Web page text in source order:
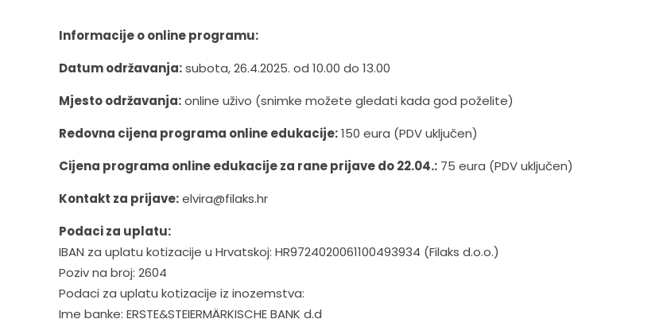
Informacije o online programu:
Datum održavanja:subota, 26.4.2025. od 10.00 do 13.00
Mjesto održavanja:online uživo (snimke možete gledati kada god poželite)
Redovna cijena programa online edukacije:150 eura (PDV uključen)
Cijena programa online edukacije za rane prijave do 22.04.: 75 eura (PDV uključen)
Kontakt za prijave:elvira@filaks.hr
Podaci za uplatu:
IBAN za uplatu kotizacije u Hrvatskoj: HR9724020061100493934 (Filaks d.o.o.)
Poziv na broj: 2604
Podaci za uplatu kotizacije iz inozemstva:
Ime banke: ERSTE&STEIERMÄRKISCHE BANK d.d